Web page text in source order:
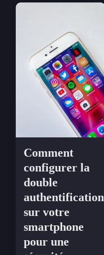
Comment
configurer la
double
authentification
sur votre
smartphone
pour une